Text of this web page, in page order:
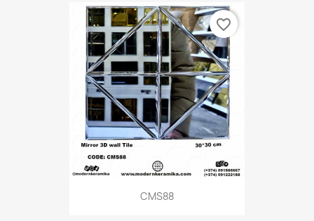
CMS88
favorite_border